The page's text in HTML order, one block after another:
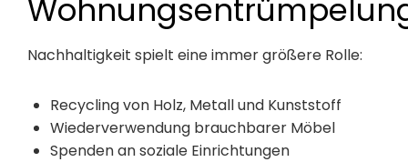
Nachhaltigkeit spielt eine immer größere Rolle:
Recycling von Holz, Metall und Kunststoff
Wiederverwendung brauchbarer Möbel
Spenden an soziale Einrichtungen